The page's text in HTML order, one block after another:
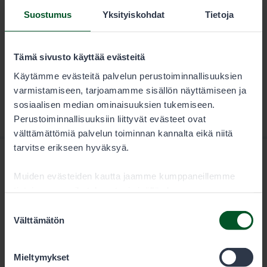
Suostumus Yksityiskohdat Tietoja
Tämä sivusto käyttää evästeitä
Käytämme evästeitä palvelun perustoiminnallisuuksien
varmistamiseen, tarjoamamme sisällön näyttämiseen ja
sosiaalisen median ominaisuuksien tukemiseen.
Perustoiminnallisuuksiin liittyvät evästeet ovat
välttämättömiä palvelun toiminnan kannalta eikä niitä
tarvitse erikseen hyväksyä.
Muiden evästeiden kautta jaamme kumppaneillemme
tietoihin, joita olet antanut heille tai joita on kerätty, kun
olet käyttänyt heidän palvelujaan. Voit sallia haluamasi
valinta
Välttämätön
Mieltymykset
Ladataan...
Metsähallitus
PL 80 (Opastinsilta 12 C)